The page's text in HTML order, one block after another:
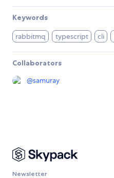
Keywords
rabbitmq typescript cli
Collaborators
@samuray
Newsletter